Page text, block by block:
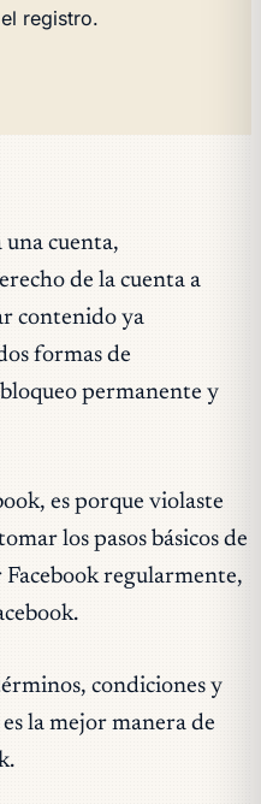
registro.
una cuenta,
de la cuenta a
contenido ya
formas de
permanente y
es porque violaste
los pasos básicos de
regularmente,
condiciones y
la mejor manera de